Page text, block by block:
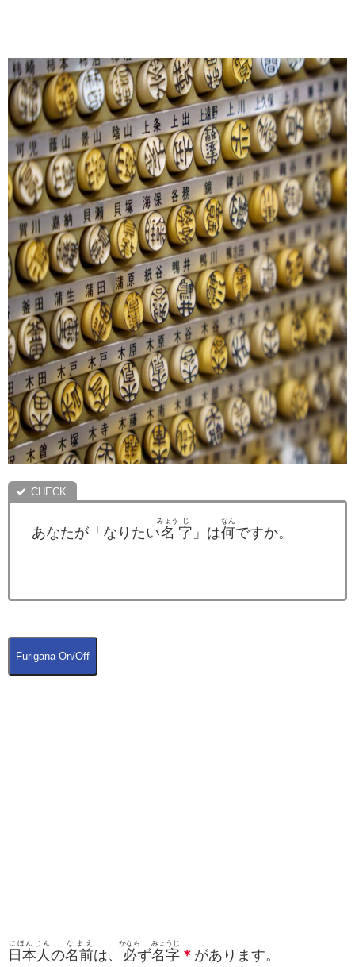
あなたが「なりたい名
みょう
字
じ
」は何
なん
ですか。
Furigana On/Off
日本人
にほんじん
の名前
なまえ
は、 必
かなら
ず名字
みょうじ
＊ があります。